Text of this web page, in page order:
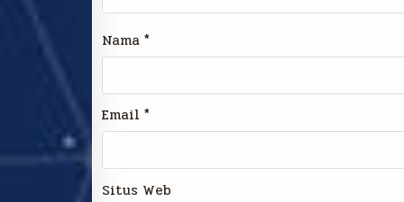
Nama *
Email *
Situs Web